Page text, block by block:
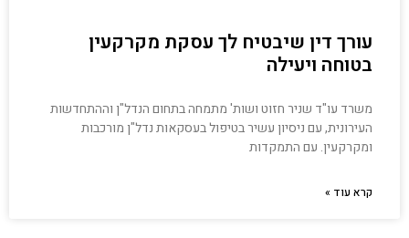
עורך דין שיבטיח לך עסקת מקרקעין
בטוחה ויעילה
משרד עו"ד שניר חזוט ושות' מתמחה בתחום הנדל"ן וההתחדשות
העירונית, עם ניסיון עשיר בטיפול בעסקאות נדל"ן מורכבות
ומקרקעין. עם התמקדות
קרא עוד »